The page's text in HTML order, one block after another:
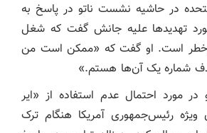
در حاشیه نشست ناتو در پاسخ به
تهدیدها علیه جانش گفت که شغل
است. او گفت که «ممکن است من
شماره یک آن‌ها هستم.»
در مورد احتمال عدم استفاده از «ایر
ویژه رئیس‌جمهوری آمریکا هنگام ترک